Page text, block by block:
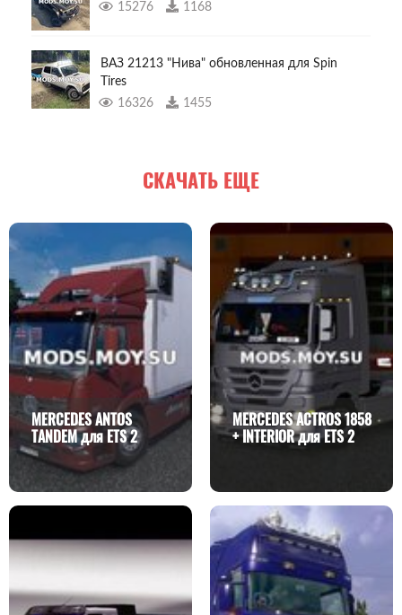
15276
1168
ВАЗ 21213 "Нива" обновленная для Spin
Tires
16326
1455
СКАЧАТЬ ЕЩЕ
MERCEDES ANTOS
TANDEM для ETS 2
MERCEDES ACTROS 1858
+ INTERIOR для ETS 2